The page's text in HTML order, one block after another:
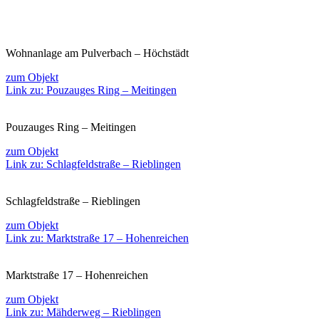
Wohnanlage am Pulverbach – Höchstädt
zum Objekt
Link zu: Pouzauges Ring – Meitingen
Pouzauges Ring – Meitingen
zum Objekt
Link zu: Schlagfeldstraße – Rieblingen
Schlagfeldstraße – Rieblingen
zum Objekt
Link zu: Marktstraße 17 – Hohenreichen
Marktstraße 17 – Hohenreichen
zum Objekt
Link zu: Mähderweg – Rieblingen